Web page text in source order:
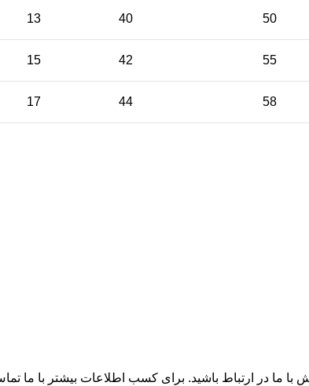
50
40
13
55
42
15
58
44
17
ما در ارتباط باشید. برای کسب اطلاعات بیشتر با ما